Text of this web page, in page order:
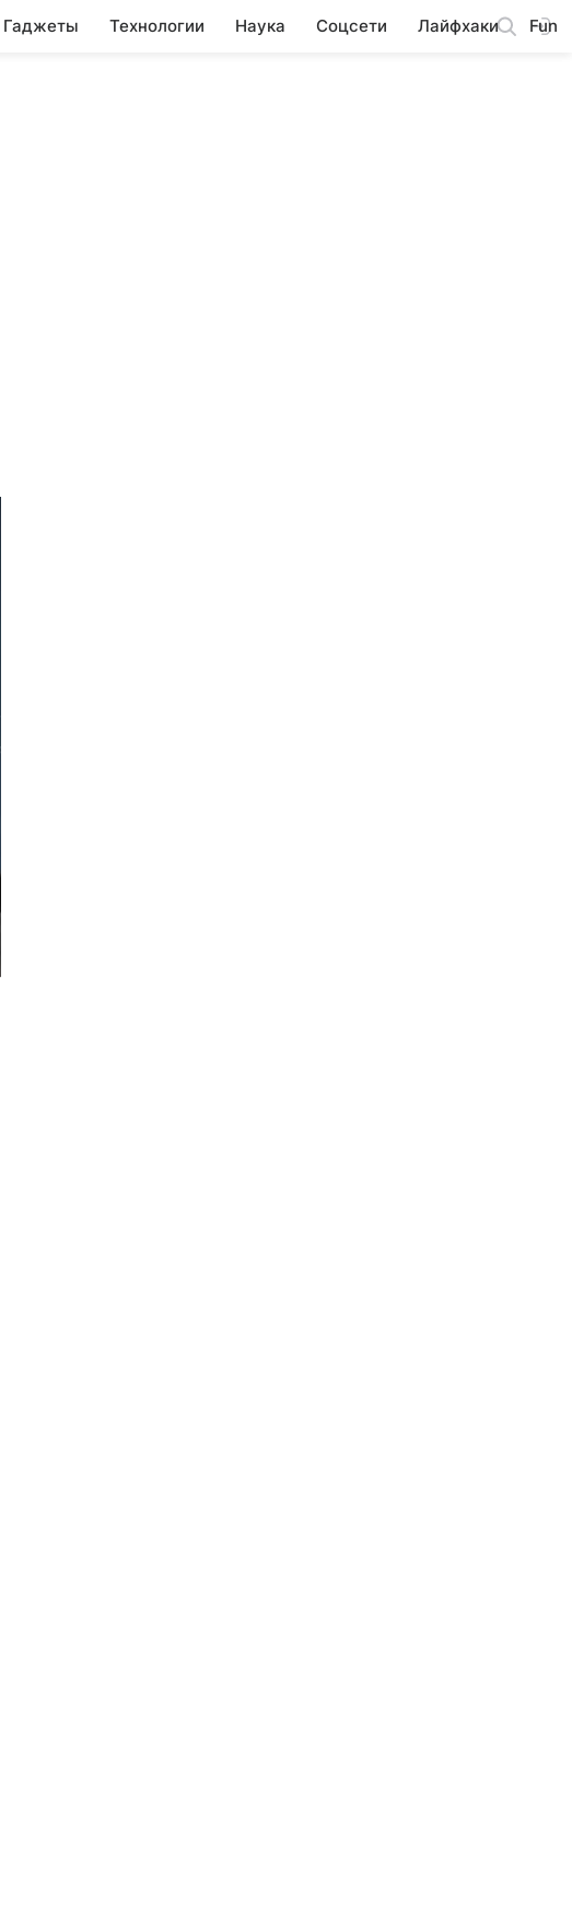
Гаджеты Технологии Наука Соцсети Лайфхаки Fun